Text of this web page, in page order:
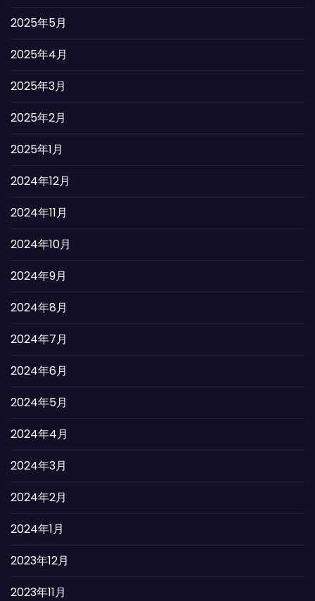
2025年5月
2025年4月
2025年3月
2025年2月
2025年1月
2024年12月
2024年11月
2024年10月
2024年9月
2024年8月
2024年7月
2024年6月
2024年5月
2024年4月
2024年3月
2024年2月
2024年1月
2023年12月
2023年11月